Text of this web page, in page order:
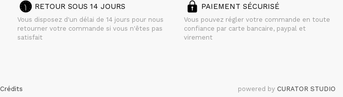
RETOUR SOUS 14 JOURS
Vous disposez d'un délai de 14 jours pour nous
retourner votre commande si vous n'êtes pas
satisfait
PAIEMENT SÉCURISÉ
Vous pouvez régler votre commande en toute
confiance par carte bancaire, paypal et
virement
Crédits powered by CURATOR STUDIO